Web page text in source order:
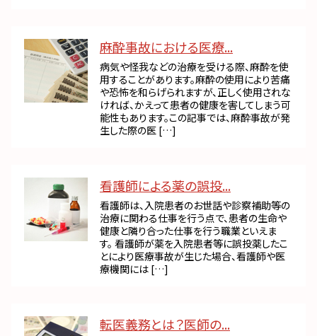
麻酔事故における医療...
病気や怪我などの治療を受ける際、麻酔を使
用することがあります。麻酔の使用により苦痛
や恐怖を和らげられますが、正しく使用されな
ければ、かえって患者の健康を害してしまう可
能性もあります。この記事では、麻酔事故が発
生した際の医 […]
看護師による薬の誤投...
看護師は、入院患者のお世話や診察補助等の
治療に関わる仕事を行う点で、患者の生命や
健康と隣り合った仕事を行う職業といえま
す。 看護師が薬を入院患者等に誤投薬したこ
とにより医療事故が生じた場合、看護師や医
療機関には […]
転医義務とは？医師の...